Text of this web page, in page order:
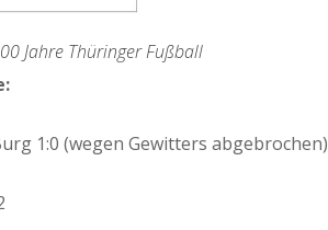
Jahre Thüringer Fußball
1:0 (wegen Gewitters abgebrochen)